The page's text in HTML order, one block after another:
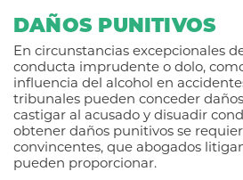
DAÑOS PUNITIVOS
En circunstancias excepcionales
conducta imprudente o dolo,
influencia del alcohol en
tribunales pueden conceder
castigar al acusado y disuadir
obtener daños punitivos se
convincentes, que abogados
pueden proporcionar.